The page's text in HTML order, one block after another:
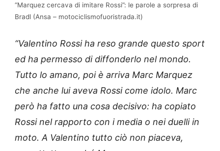
“Marquez cercava di imitare Rossi”: le parole a sorpresa di
Bradl (Ansa – motociclismofuoristrada.it)
“Valentino Rossi ha reso grande questo sport
ed ha permesso di diffonderlo nel mondo.
Tutto lo amano, poi è arriva Marc Marquez
che anche lui aveva Rossi come idolo. Marc
però ha fatto una cosa decisivo: ha copiato
Rossi nel rapporto con i media o nei duelli in
moto. A Valentino tutto ciò non piaceva,